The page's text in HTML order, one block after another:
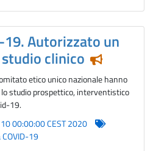
19. Autorizzato un
clinico Notizia in
etico unico nazionale hanno
studio prospettico, interventistico
19.
00:00:00 CEST 2020
19